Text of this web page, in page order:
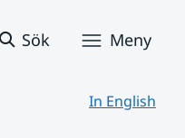
Sök Meny
In English